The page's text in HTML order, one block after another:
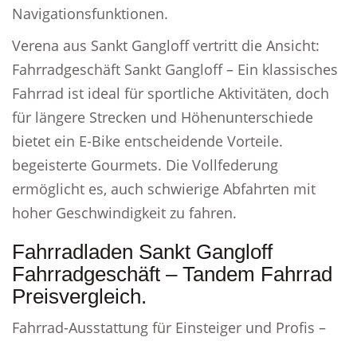
Navigationsfunktionen.
Verena aus Sankt Gangloff vertritt die Ansicht:
Fahrradgeschäft Sankt Gangloff – Ein klassisches
Fahrrad ist ideal für sportliche Aktivitäten, doch
für längere Strecken und Höhenunterschiede
bietet ein E-Bike entscheidende Vorteile.
begeisterte Gourmets. Die Vollfederung
ermöglicht es, auch schwierige Abfahrten mit
hoher Geschwindigkeit zu fahren.
Fahrradladen Sankt Gangloff
Fahrradgeschäft – Tandem Fahrrad
Preisvergleich.
Fahrrad-Ausstattung für Einsteiger und Profis –